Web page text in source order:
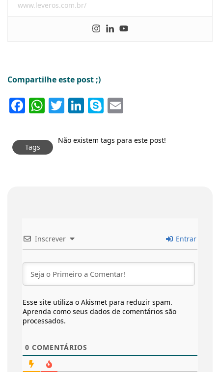
www.leveros.com.br/
Compartilhe este post ;)
Facebook
WhatsApp
Twitter
LinkedIn
Skype
Tags
Não existem tags para este post!
Inscrever Entrar
Esse site utiliza o Akismet para reduzir spam.
Aprenda como seus dados de comentários são
processados.
0 COMENTÁRIOS